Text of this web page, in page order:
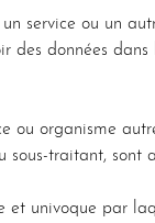
service ou un
des données
organisme
traitant, sont
univoque par